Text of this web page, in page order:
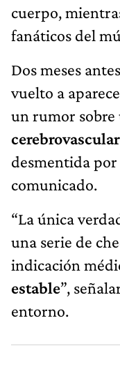
cuerpo,
fanáticos del
Dos meses
vuelto a
un rumor sobre
cerebrovascular
desmentida por
comunicado.
“La única
una serie de
indicación
estable”,
entorno.